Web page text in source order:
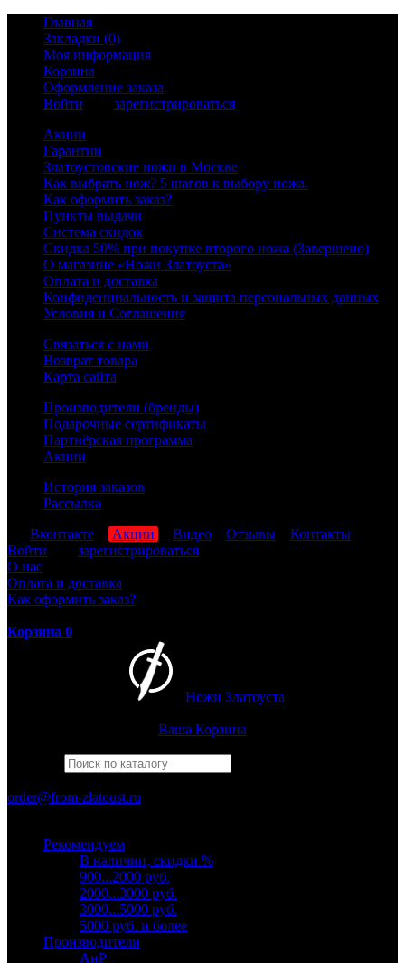
Главная
Закладки (0)
Моя информация
Корзина
Оформление заказа
Войти
зарегистрироваться
Акции
Гарантии
Златоустовские ножи в Москве
Как выбрать нож? 5 шагов к выбору ножа.
Как оформить заказ?
Пункты выдачи
Система скидок
Скидка 50% при покупке второго ножа (Завершено)
О магазине «Ножи Златоуста»
Оплата и доставка
Конфиденциальность и защита персональных данных
Условия и Соглашения
Связаться с нами
Возврат товара
Карта сайта
Производители (бренды)
Подарочные сертификаты
Партнёрская программа
Акции
История заказов
Рассылка
Вконтакте Акции Видео Отзывы
Контакты
Войти
зарегистрироваться
О нас
Оплата и доставка
Как оформить заказ?
Корзина 0
Ножи Златоуста
Ваша Корзина
order@from-zlatoust.ru
Рекомендуем
В наличии, скидки %
900...2000 руб.
2000...3000 руб.
3000...5000 руб.
5000 руб. и более
Производители
АиР